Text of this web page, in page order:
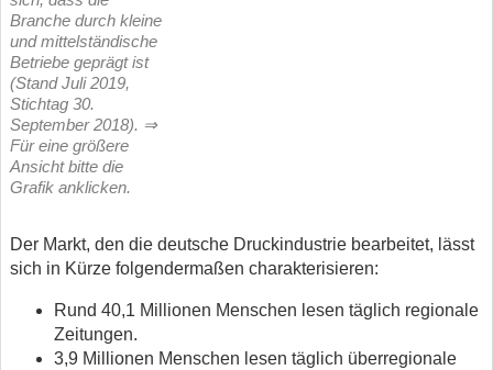
Branche durch kleine
und mittelständische
Betriebe geprägt ist
(Stand Juli 2019,
Stichtag 30.
September 2018). ⇒
Für eine größere
Ansicht bitte die
Grafik anklicken.
Der Markt, den die deutsche Druckindustrie bearbeitet, lässt
sich in Kürze folgendermaßen charakterisieren:
Rund 40,1 Millionen Menschen lesen täglich regionale
Zeitungen.
3,9 Millionen Menschen lesen täglich überregionale